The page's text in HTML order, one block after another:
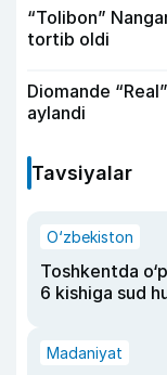
“Tolibon”
tortib oldi
Diomande
aylandi
Tavsiyalar
O‘zbekiston
Toshkentda
6 kishiga sud
Madaniyat